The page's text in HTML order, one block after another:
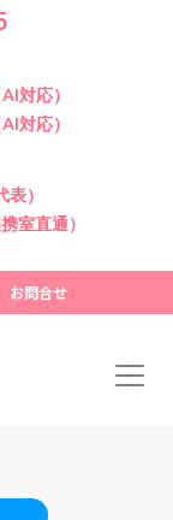
AI対応）
AI対応）
表）
室直通）
お問合せ